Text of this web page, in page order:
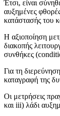
Έτσι, είναι
αυξημένες
κατάστασής του
Η αξιοποίηση
διακοπής
συνθήκες
Για τη
καταγραφή της
Οι μετρήσεις
και iii) λάδι